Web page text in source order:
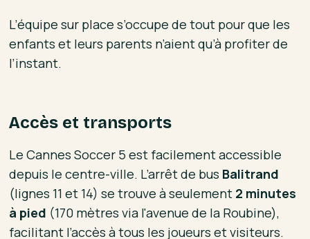
L’équipe sur place s’occupe de tout pour que les
enfants et leurs parents n’aient qu’à profiter de
l’instant.
Accès et transports
Le Cannes Soccer 5 est facilement accessible
depuis le centre-ville. L’arrêt de bus Balitrand
(lignes 11 et 14) se trouve à seulement 2 minutes
à pied (170 mètres via l'avenue de la Roubine),
facilitant l’accès à tous les joueurs et visiteurs.